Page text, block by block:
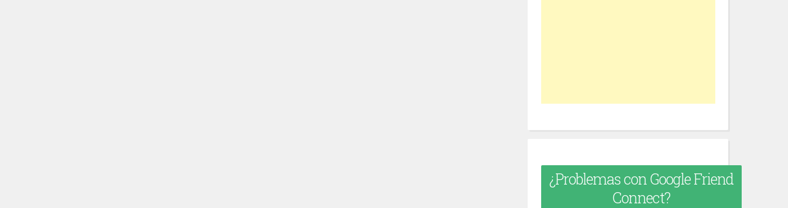
¿Problemas con Google Friend
Connect?